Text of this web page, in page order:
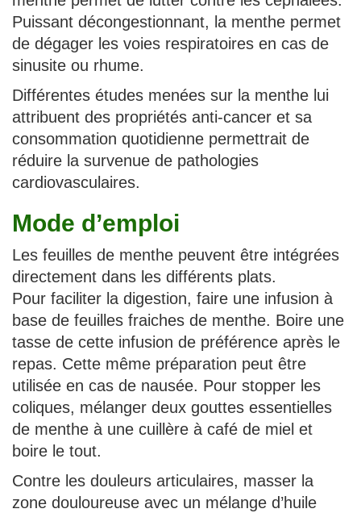
Puissant décongestionnant, la menthe permet
de dégager les voies respiratoires en cas de
sinusite ou rhume.
Différentes études menées sur la menthe lui
attribuent des propriétés anti-cancer et sa
consommation quotidienne permettrait de
réduire la survenue de pathologies
cardiovasculaires.
Mode d’emploi
Les feuilles de menthe peuvent être intégrées
directement dans les différents plats.
Pour faciliter la digestion, faire une infusion à
base de feuilles fraiches de menthe. Boire une
tasse de cette infusion de préférence après le
repas. Cette même préparation peut être
utilisée en cas de nausée. Pour stopper les
coliques, mélanger deux gouttes essentielles
de menthe à une cuillère à café de miel et
boire le tout.
Contre les douleurs articulaires, masser la
zone douloureuse avec un mélange d’huile